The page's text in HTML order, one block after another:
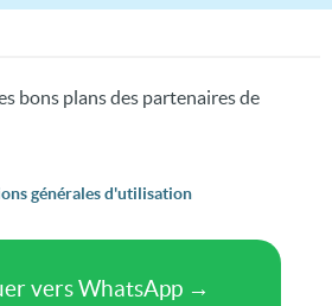
bons plans des partenaires de
générales d'utilisation